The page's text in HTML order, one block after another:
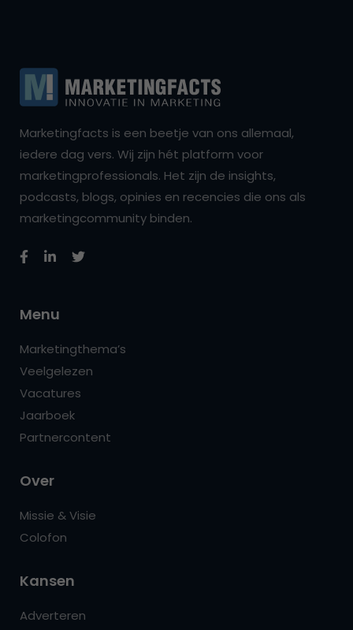
Marketingfacts is een beetje van ons allemaal,
iedere dag vers. Wij zijn hét platform voor
marketingprofessionals. Het zijn de insights,
podcasts, blogs, opinies en recencies die ons als
marketingcommunity binden.
Menu
Marketingthema’s
Veelgelezen
Vacatures
Jaarboek
Partnercontent
Over
Missie & Visie
Colofon
Kansen
Adverteren